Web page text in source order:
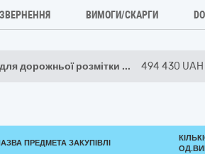
ЗВЕРНЕННЯ ВИМОГИ/СКАРГИ
дорожньої розмітки ... 494 430 UAH
ПРЕДМЕТА ЗАКУПІВЛІ